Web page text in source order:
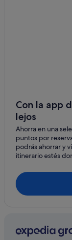
Wainscott
Villas en
Hoteles con
Orient hoteles
Southampton
Villas en
Jamesport
Con la app
lejos
Ahorra en una
puntos por
podrás ahorrar y
itinerario estés